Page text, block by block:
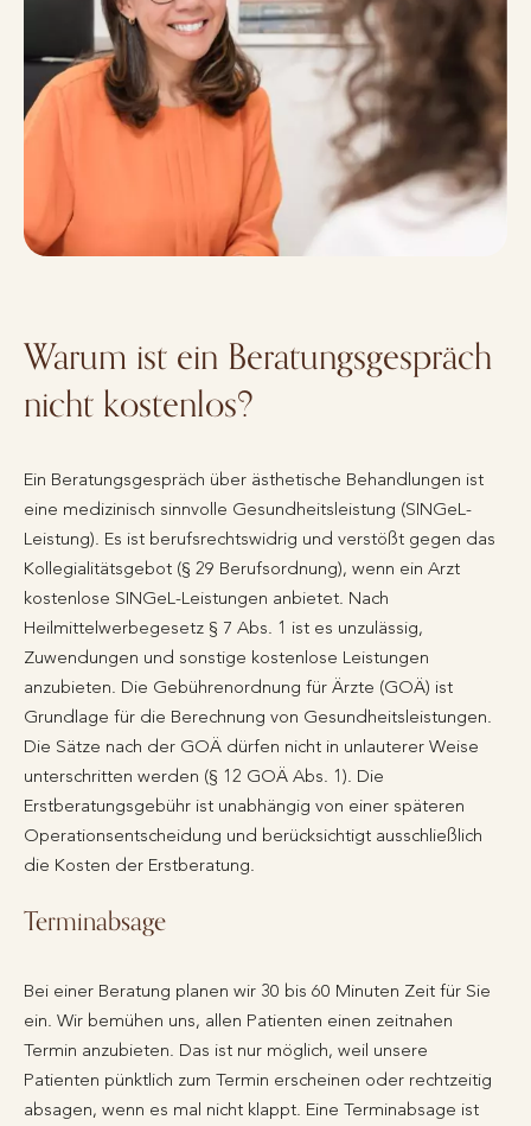
Warum ist ein Beratungsgespräch
nicht kostenlos?
Ein Beratungsgespräch über ästhetische Behandlungen ist
eine medizinisch sinnvolle Gesundheitsleistung (SINGeL-
Leistung). Es ist berufsrechtswidrig und verstößt gegen das
Kollegialitätsgebot (§ 29 Berufsordnung), wenn ein Arzt
kostenlose SINGeL-Leistungen anbietet. Nach
Heilmittelwerbegesetz § 7 Abs. 1 ist es unzulässig,
Zuwendungen und sonstige kostenlose Leistungen
anzubieten. Die Gebührenordnung für Ärzte (GOÄ) ist
Grundlage für die Berechnung von Gesundheitsleistungen.
Die Sätze nach der GOÄ dürfen nicht in unlauterer Weise
unterschritten werden (§ 12 GOÄ Abs. 1). Die
Erstberatungsgebühr ist unabhängig von einer späteren
Operationsentscheidung und berücksichtigt ausschließlich
die Kosten der Erstberatung.
Terminabsage
Bei einer Beratung planen wir 30 bis 60 Minuten Zeit für Sie
ein. Wir bemühen uns, allen Patienten einen zeitnahen
Termin anzubieten. Das ist nur möglich, weil unsere
Patienten pünktlich zum Termin erscheinen oder rechtzeitig
absagen, wenn es mal nicht klappt. Eine Terminabsage ist